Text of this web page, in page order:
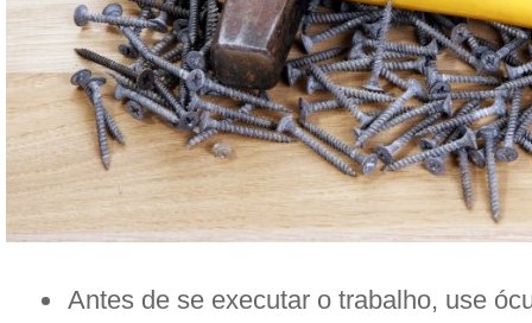
Antes de se executar o trabalho, use